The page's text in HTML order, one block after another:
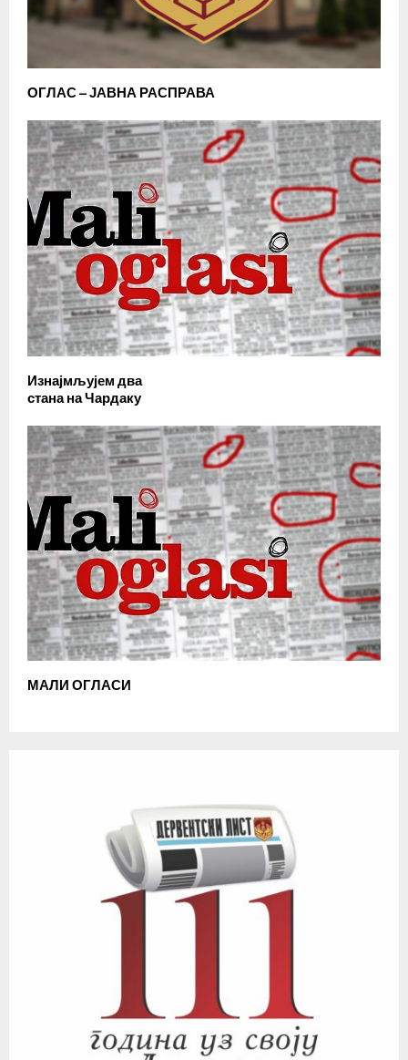
ОГЛАС – ЈАВНА РАСПРАВА
Изнајмљујем два
стана на Чардаку
МАЛИ ОГЛАСИ